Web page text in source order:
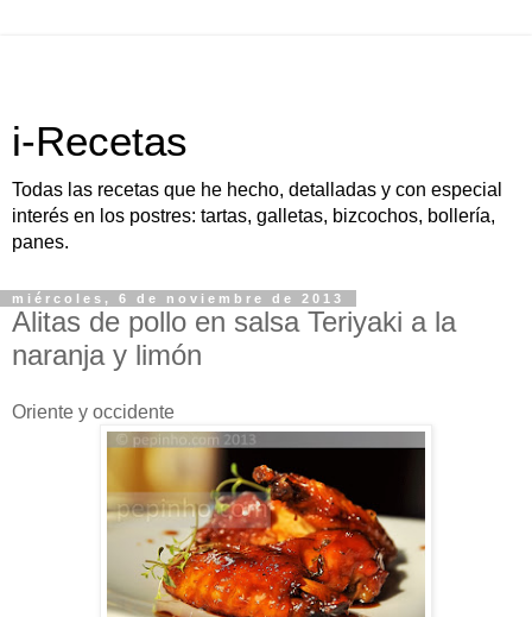
i-Recetas
Todas las recetas que he hecho, detalladas y con especial
interés en los postres: tartas, galletas, bizcochos, bollería,
panes.
miércoles, 6 de noviembre de 2013
Alitas de pollo en salsa Teriyaki a la
naranja y limón
Oriente y occidente